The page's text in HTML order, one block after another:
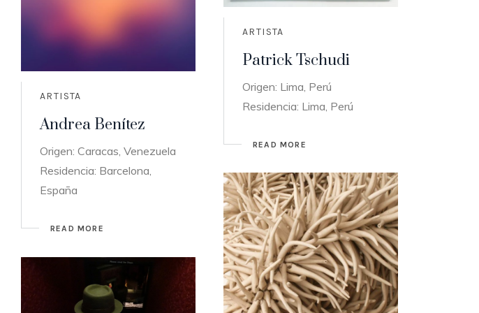
ARTISTA
Patrick Tschudi
Origen: Lima, Perú
Residencia: Lima, Perú
READ MORE
ARTISTA
Andrea Benítez
Origen: Caracas, Venezuela
Residencia: Barcelona,
España
READ MORE